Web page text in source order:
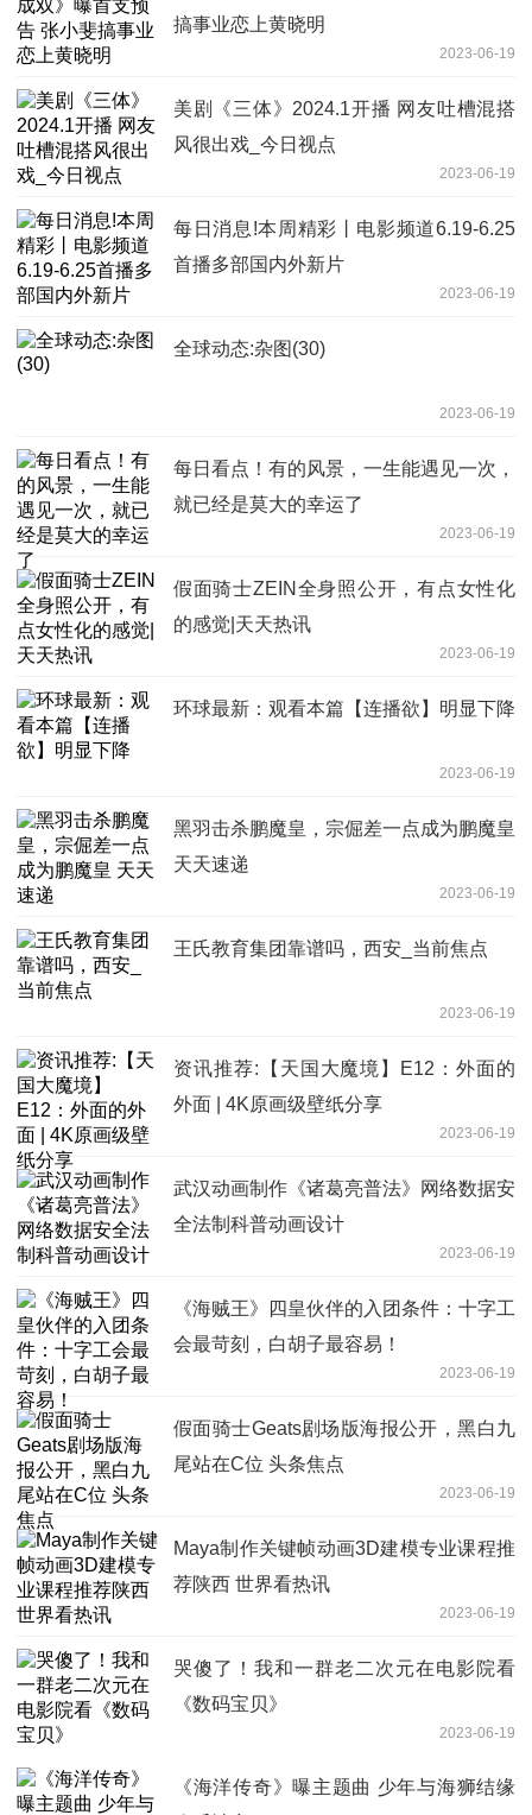
搞事业恋上黄晓明
2023-06-19
美剧《三体》2024.1开播 网友吐槽混搭
风很出戏_今日视点
2023-06-19
每日消息!本周精彩丨电影频道6.19-6.25
首播多部国内外新片
2023-06-19
全球动态:杂图(30)
2023-06-19
每日看点！有的风景，一生能遇见一次，
就已经是莫大的幸运了
2023-06-19
假面骑士ZEIN全身照公开，有点女性化
的感觉|天天热讯
2023-06-19
环球最新：观看本篇【连播欲】明显下降
2023-06-19
黑羽击杀鹏魔皇，宗倔差一点成为鹏魔皇
天天速递
2023-06-19
王氏教育集团靠谱吗，西安_当前焦点
2023-06-19
资讯推荐:【天国大魔境】E12：外面的
外面 | 4K原画级壁纸分享
2023-06-19
武汉动画制作《诸葛亮普法》网络数据安
全法制科普动画设计
2023-06-19
《海贼王》四皇伙伴的入团条件：十字工
会最苛刻，白胡子最容易！
2023-06-19
假面骑士Geats剧场版海报公开，黑白九
尾站在C位 头条焦点
2023-06-19
Maya制作关键帧动画3D建模专业课程推
荐陕西 世界看热讯
2023-06-19
哭傻了！我和一群老二次元在电影院看
《数码宝贝》
2023-06-19
《海洋传奇》曝主题曲 少年与海狮结缘